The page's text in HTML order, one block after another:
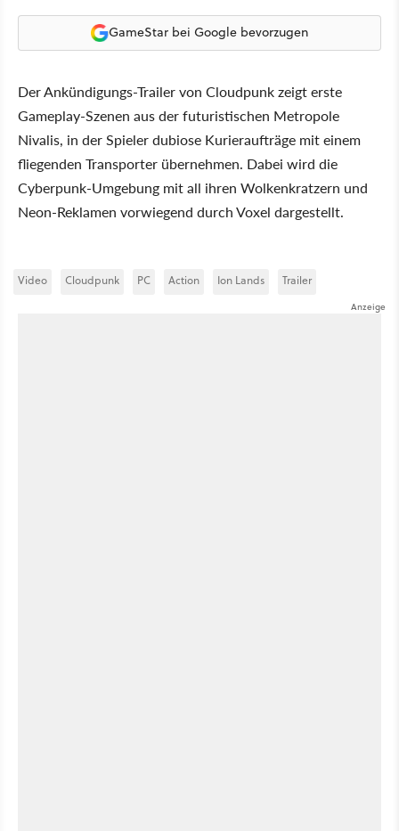
GameStar bei Google bevorzugen
Der Ankündigungs-Trailer von Cloudpunk zeigt erste
Gameplay-Szenen aus der futuristischen Metropole
Nivalis, in der Spieler dubiose Kurieraufträge mit einem
fliegenden Transporter übernehmen. Dabei wird die
Cyberpunk-Umgebung mit all ihren Wolkenkratzern und
Neon-Reklamen vorwiegend durch Voxel dargestellt.
Video Cloudpunk PC Action Ion Lands Trailer